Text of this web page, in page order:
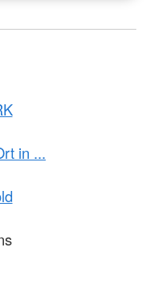
in ...